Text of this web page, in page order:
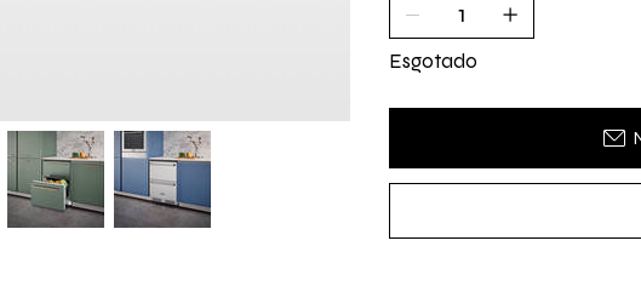
Esgotado